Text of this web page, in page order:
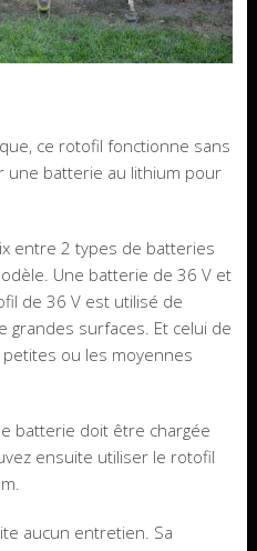
ce rotofil fonctionne sans
une batterie au lithium pour
entre 2 types de batteries
Une batterie de 36 V et
de 36 V est utilisé de
surfaces. Et celui de
ou les moyennes
batterie doit être chargée
ensuite utiliser le rotofil
aucun entretien. Sa